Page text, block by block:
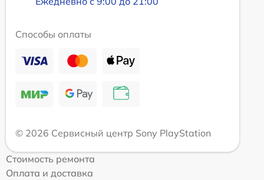
Способы оплаты
© 2026 Сервисный центр Sony PlayStation
Стоимость ремонта
Оплата и доставка